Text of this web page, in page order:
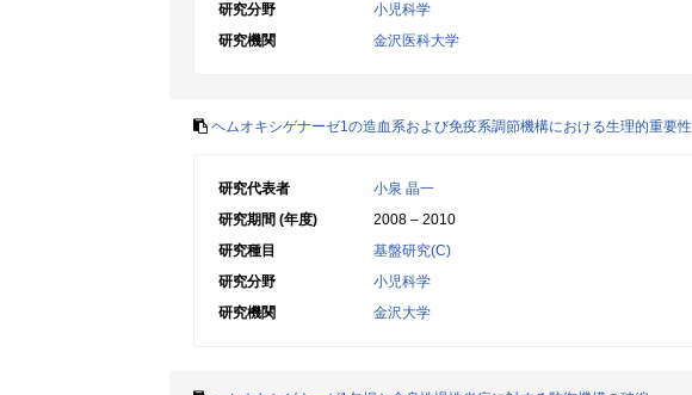
研究分野
小児科学
研究機関
金沢医科大学
ヘムオキシゲナーゼ1の造血系および免疫系調節機構における生理的重要性
研究代表者
小泉 晶一
研究期間 (年度)
2008 – 2010
研究種目
基盤研究(C)
研究分野
小児科学
研究機関
金沢大学